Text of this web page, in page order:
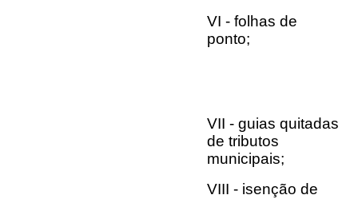
VI - folhas de
ponto;
VII - guias quitadas
de tributos
municipais;
VIII - isenção de